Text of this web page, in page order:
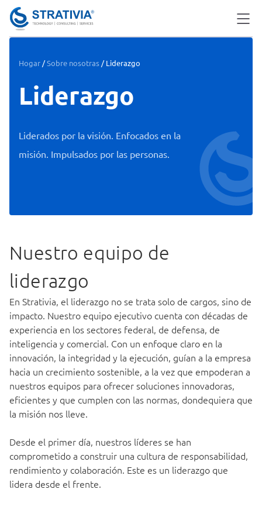
Hogar /Sobre nosotras / Liderazgo
Liderazgo
Liderados por la visión. Enfocados en la
misión. Impulsados ​​por las personas.
Nuestro equipo de
liderazgo
En Strativia, el liderazgo no se trata solo de cargos, sino de
impacto. Nuestro equipo ejecutivo cuenta con décadas de
experiencia en los sectores federal, de defensa, de
inteligencia y comercial. Con un enfoque claro en la
innovación, la integridad y la ejecución, guían a la empresa
hacia un crecimiento sostenible, a la vez que empoderan a
nuestros equipos para ofrecer soluciones innovadoras,
eficientes y que cumplen con las normas, dondequiera que
la misión nos lleve.
Desde el primer día, nuestros líderes se han
comprometido a construir una cultura de responsabilidad,
rendimiento y colaboración. Este es un liderazgo que
lidera desde el frente.